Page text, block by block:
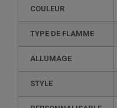
COULEUR
TYPE DE FLAMME
ALLUMAGE
STYLE